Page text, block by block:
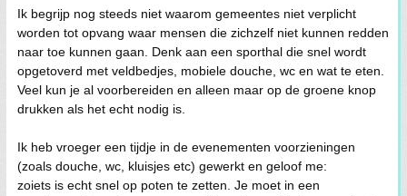
Ik begrijp nog steeds niet waarom gemeentes niet verplicht
worden tot opvang waar mensen die zichzelf niet kunnen redden
naar toe kunnen gaan. Denk aan een sporthal die snel wordt
opgetoverd met veldbedjes, mobiele douche, wc en wat te eten.
Veel kun je al voorbereiden en alleen maar op de groene knop
drukken als het echt nodig is.
Ik heb vroeger een tijdje in de evenementen voorzieningen
(zoals douche, wc, kluisjes etc) gewerkt en geloof me:
zoiets is echt snel op poten te zetten. Je moet in een